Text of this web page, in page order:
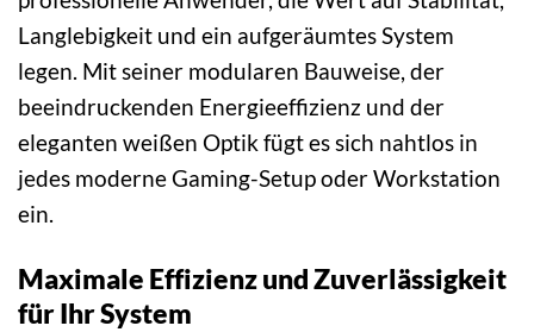
Langlebigkeit und ein aufgeräumtes System
legen. Mit seiner modularen Bauweise, der
beeindruckenden Energieeffizienz und der
eleganten weißen Optik fügt es sich nahtlos in
jedes moderne Gaming-Setup oder Workstation
ein.
Maximale Effizienz und Zuverlässigkeit
für Ihr System